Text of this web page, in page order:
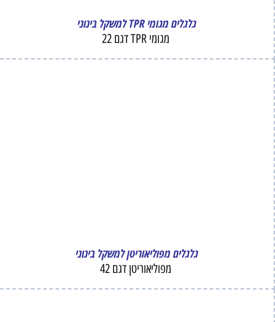
גלגלים מגומי TPR למשקל בינוני
מגומי TPR דגם 22
גלגלים מפוליאוריטן למשקל בינוני
מפוליאוריטן דגם 42